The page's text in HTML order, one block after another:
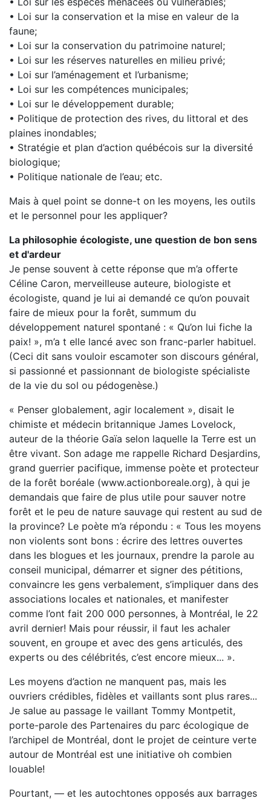
• Loi sur la conservation et la mise en valeur de la
faune;
• Loi sur la conservation du patrimoine naturel;
• Loi sur les réserves naturelles en milieu privé;
• Loi sur l’aménagement et l’urbanisme;
• Loi sur les compétences municipales;
• Loi sur le développement durable;
• Politique de protection des rives, du littoral et des
plaines inondables;
• Stratégie et plan d’action québécois sur la diversité
biologique;
• Politique nationale de l’eau; etc.
Mais à quel point se donne-t on les moyens, les outils
et le personnel pour les appliquer?
La philosophie écologiste, une question de bon sens
et d'ardeur
Je pense souvent à cette réponse que m’a offerte
Céline Caron, merveilleuse auteure, biologiste et
écologiste, quand je lui ai demandé ce qu’on pouvait
faire de mieux pour la forêt, summum du
développement naturel spontané : « Qu’on lui fiche la
paix! », m’a t elle lancé avec son franc-parler habituel.
(Ceci dit sans vouloir escamoter son discours général,
si passionné et passionnant de biologiste spécialiste
de la vie du sol ou pédogenèse.)
« Penser globalement, agir localement », disait le
chimiste et médecin britannique James Lovelock,
auteur de la théorie Gaïa selon laquelle la Terre est un
être vivant. Son adage me rappelle Richard Desjardins,
grand guerrier pacifique, immense poète et protecteur
de la forêt boréale (www.actionboreale.org), à qui je
demandais que faire de plus utile pour sauver notre
forêt et le peu de nature sauvage qui restent au sud de
la province? Le poète m’a répondu : « Tous les moyens
non violents sont bons : écrire des lettres ouvertes
dans les blogues et les journaux, prendre la parole au
conseil municipal, démarrer et signer des pétitions,
convaincre les gens verbalement, s’impliquer dans des
associations locales et nationales, et manifester
comme l’ont fait 200 000 personnes, à Montréal, le 22
avril dernier! Mais pour réussir, il faut les achaler
souvent, en groupe et avec des gens articulés, des
experts ou des célébrités, c’est encore mieux... ».
Les moyens d’action ne manquent pas, mais les
ouvriers crédibles, fidèles et vaillants sont plus rares...
Je salue au passage le vaillant Tommy Montpetit,
porte-parole des Partenaires du parc écologique de
l’archipel de Montréal, dont le projet de ceinture verte
autour de Montréal est une initiative oh combien
louable!
Pourtant, — et les autochtones opposés aux barrages